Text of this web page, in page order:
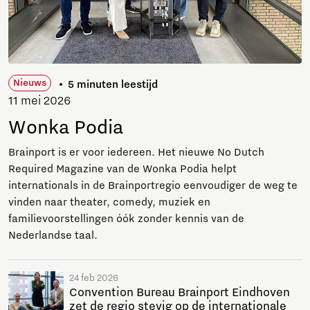
Nieuws 5 minuten leestijd
11 mei 2026
Wonka Podia
Brainport is er voor iedereen. Het nieuwe No Dutch
Required Magazine van de Wonka Podia helpt
internationals in de Brainportregio eenvoudiger de weg te
vinden naar theater, comedy, muziek en
familievoorstellingen óók zonder kennis van de
Nederlandse taal.
24 feb 2026
Convention Bureau Brainport Eindhoven
zet de regio stevig op de internationale